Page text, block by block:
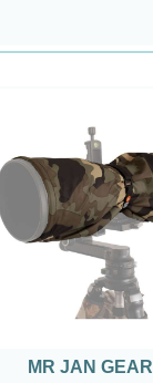
MR JAN GEAR